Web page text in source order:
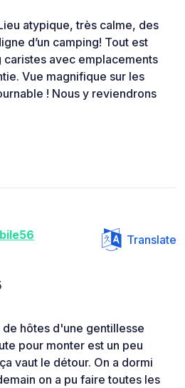
atypique, très calme, des
d’un camping! Tout est
avec emplacements
Vue magnifique sur les
! Nous y reviendrons
Translate
hôtes d'une gentillesse
pour monter est un peu
vaut le détour. On a dormi
on a pu faire toutes les